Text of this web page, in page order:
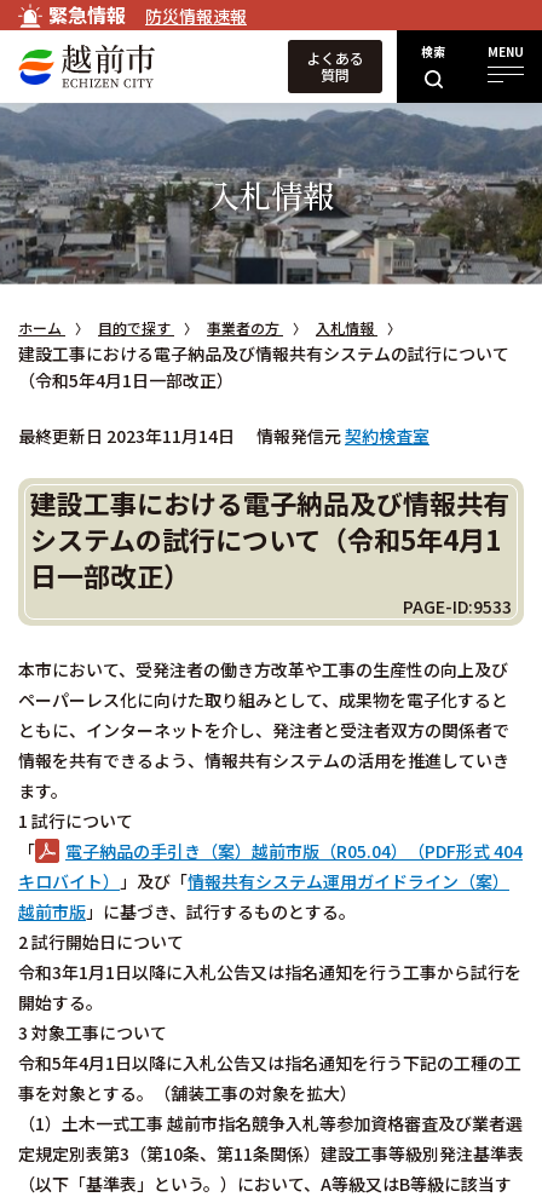
緊急情報 防災情報速報
検索 MENU
よくある
質問
入札情報
ホーム 目的で探す 事業者の方 入札情報
建設工事における電子納品及び情報共有システムの試行について
（令和5年4月1日一部改正）
最終更新日 2023年11月14日 情報発信元契約検査室
建設工事における電子納品及び情報共有
システムの試行について（令和5年4月1
日一部改正）
PAGE-ID:9533
本市において、受発注者の働き方改革や工事の生産性の向上及び
ペーパーレス化に向けた取り組みとして、成果物を電子化すると
ともに、インターネットを介し、発注者と受注者双方の関係者で
情報を共有できるよう、情報共有システムの活用を推進していき
ます。
1 試行について
「
電子納品の手引き（案）越前市版（R05.04）（PDF形式 404
キロバイト） 」及び「情報共有システム運用ガイドライン（案）
越前市版」に基づき、試行するものとする。
2 試行開始日について
令和3年1月1日以降に入札公告又は指名通知を行う工事から試行を
開始する。
3 対象工事について
令和5年4月1日以降に入札公告又は指名通知を行う下記の工種の工
事を対象とする。（舗装工事の対象を拡大）
（1）土木一式工事 越前市指名競争入札等参加資格審査及び業者選
定規定別表第3（第10条、第11条関係）建設工事等級別発注基準表
（以下「基準表」という。）において、A等級又はB等級に該当す